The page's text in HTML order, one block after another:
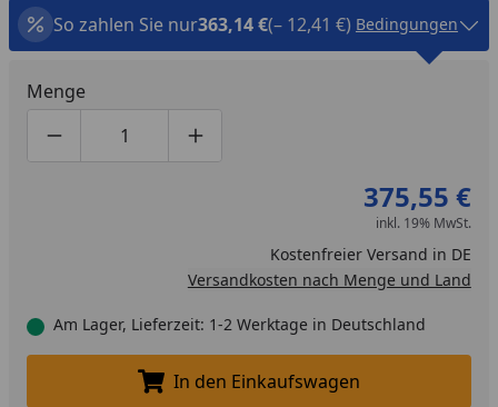
So zahlen Sie nur363,14 €(– 12,41 €) Bedingungen
Menge
Produktmenge um eins verringern
Produktmenge manuell eingeben
Produktmenge um eins erhöhen
375,55 €
inkl. 19% MwSt.
Kostenfreier Versand in DE
Versandkosten nach Menge und Land
Am Lager, Lieferzeit: 1-2 Werktage in Deutschland
In den Einkaufswagen legen
In den Einkaufswagen